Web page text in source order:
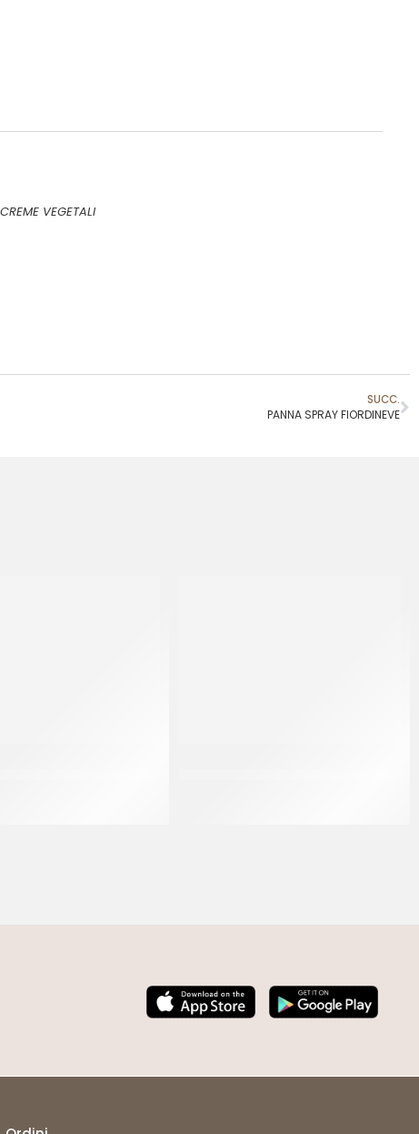
CREME VEGETALI
SUCC.
PANNA SPRAY FIORDINEVE